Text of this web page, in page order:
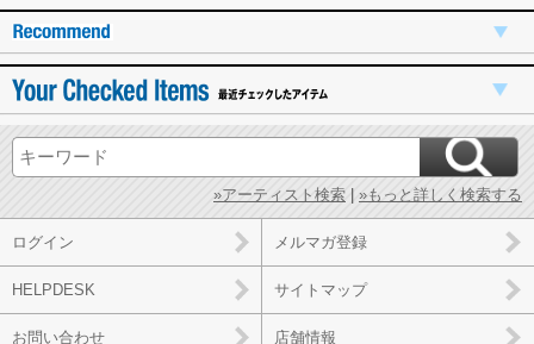
»アーティスト検索 »もっと詳しく検索する
ログイン メルマガ登録
HELPDESK サイトマップ
お問い合わせ 店舗情報